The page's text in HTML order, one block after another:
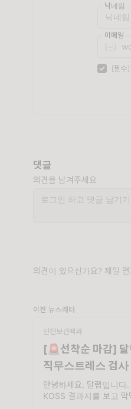
닉네임
이메일
✉️
[필수
댓글
의견을 남겨주세요
의견이 있으신가요? 제일
이전 뉴스레터
안전보건백과
[🚨선착순 마감]
직무스트레스 검사
관리까지
안녕하세요, 달램입니다
KOSS 결과지를 보고 막